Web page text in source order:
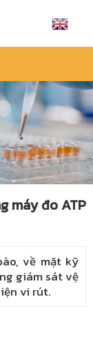
máy đo ATP
về mặt kỹ
giám sát vệ
vi rút.